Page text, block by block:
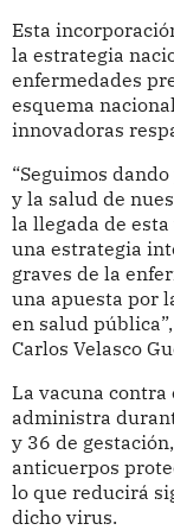
Esta
la estrategia
enfermedades
esquema
innovadoras
“Seguimos
y la salud de
la llegada de
una estrategia
graves de la
una apuesta por
en salud
Carlos Velasco
La vacuna
administra
y 36 de
anticuerpos
lo que reducirá
dicho virus.